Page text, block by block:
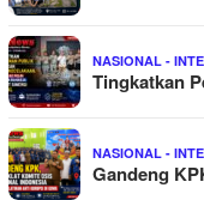
NASIONAL -
Tingkatkan
NASIONAL -
Gandeng